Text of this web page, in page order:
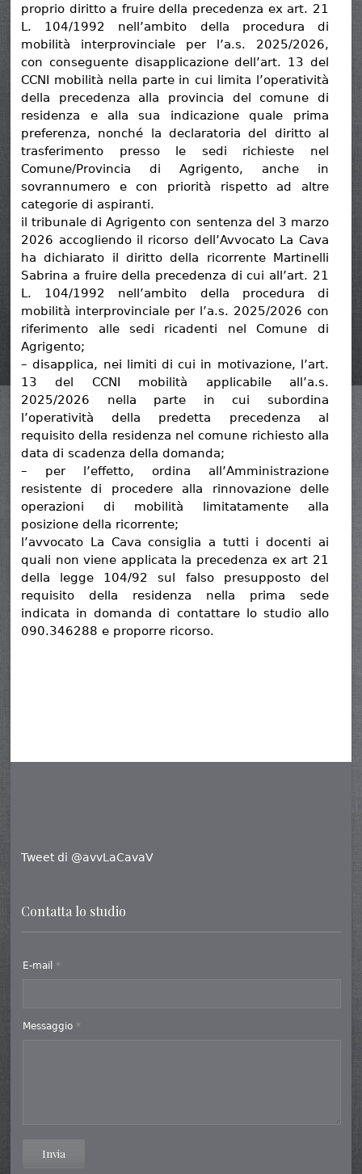
proprio diritto a fruire della precedenza ex art. 21
L. 104/1992 nell’ambito della procedura di
mobilità interprovinciale per l’a.s. 2025/2026,
con conseguente disapplicazione dell’art. 13 del
CCNI mobilità nella parte in cui limita l’operatività
della precedenza alla provincia del comune di
residenza e alla sua indicazione quale prima
preferenza, nonché la declaratoria del diritto al
trasferimento presso le sedi richieste nel
Comune/Provincia di Agrigento, anche in
sovrannumero e con priorità rispetto ad altre
categorie di aspiranti.
il tribunale di Agrigento con sentenza del 3 marzo
2026 accogliendo il ricorso dell’Avvocato La Cava
ha dichiarato il diritto della ricorrente Martinelli
Sabrina a fruire della precedenza di cui all’art. 21
L. 104/1992 nell’ambito della procedura di
mobilità interprovinciale per l’a.s. 2025/2026 con
riferimento alle sedi ricadenti nel Comune di
Agrigento;
– disapplica, nei limiti di cui in motivazione, l’art.
13 del CCNI mobilità applicabile all’a.s.
2025/2026 nella parte in cui subordina
l’operatività della predetta precedenza al
requisito della residenza nel comune richiesto alla
data di scadenza della domanda;
– per l’effetto, ordina all’Amministrazione
resistente di procedere alla rinnovazione delle
operazioni di mobilità limitatamente alla
posizione della ricorrente;
l’avvocato La Cava consiglia a tutti i docenti ai
quali non viene applicata la precedenza ex art 21
della legge 104/92 sul falso presupposto del
requisito della residenza nella prima sede
indicata in domanda di contattare lo studio allo
090.346288 e proporre ricorso.
Tweet di @avvLaCavaV
Contatta lo studio
E-mail *
Messaggio *
Invia